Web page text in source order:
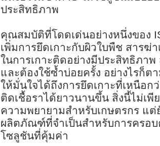
ประสิทธิภาพ
คุณสมบัติที่โดดเด่นอย่างหนึ่งของ
เพิ่มการยึดเกาะกับผิวใบพืช สารฆ่
ในการเกาะติดอย่างมีประสิทธิภา
และต้องใช้ซ้ำบ่อยครั้ง อย่างไรก็
ให้มั่นใจได้ถึงการยึดเกาะที่เหนือ
ติดเชื้อราได้ยาวนานขึ้น สิ่งนี้ไม่เพี
ความพยายามสำหรับเกษตรกร แ
ผลิตภัณฑ์ที่จำเป็นสำหรับการครอบ
โซลูชันที่คุ้มค่า